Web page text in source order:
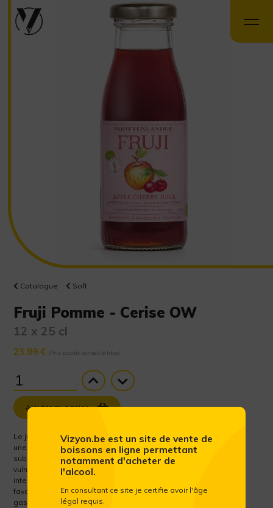
Catalogue Soft
Fruji Pomme - Cerise OW
12 x 25 cl
23.99 € (Prix public conseillé htva)
Ajouter au panier
Le jus de pomme et de cerise FRUJI est sain et désaltérant, avec
une saveur délicieuse à tout moment de la journée. Riche en
substances vitales, le jus de pomme rend notre corps moins
vulnérable aux infections et maintient l’équilibre de la flore
intestinale. Les acides de fruits contenus dans le jus de pomme
favorisent une digestion optimale et stimulent l’action du suc
gastrique. Il a un effet particulièrement bénéfique sur les petits
Vizyon.be est un site de vente de
boissons en ligne permettant
notamment d'acheter de
l'alcool.
En consultant ce site je certifie avoir l'âge
légal requis.